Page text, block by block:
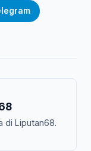
di Liputan68.